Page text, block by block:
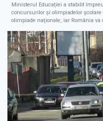
Ministerul Educației a stabilit
concursurilor și olimpiadelor
olimpiade naționale, iar România va